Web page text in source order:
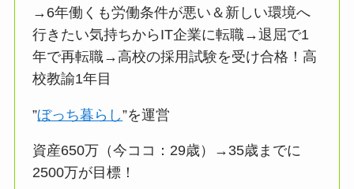
→6年働くも労働条件が悪い＆新しい環境へ
行きたい気持ちからIT企業に転職→退屈で1
年で再転職→高校の採用試験を受け合格！高
校教諭1年目
”ぼっち暮らし”を運営
資産650万（今ココ：29歳）→35歳までに
2500万が目標！